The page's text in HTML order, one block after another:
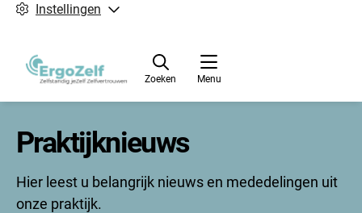
Instellingen
Menu
Zoeken
Praktijknieuws
Hier leest u belangrijk nieuws en mededelingen uit
onze praktijk.